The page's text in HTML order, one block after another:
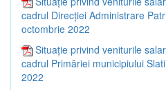
cadrul Direcției Administrare
octombrie 2022
Situație privind veniturile
cadrul Primăriei municipiului
2022